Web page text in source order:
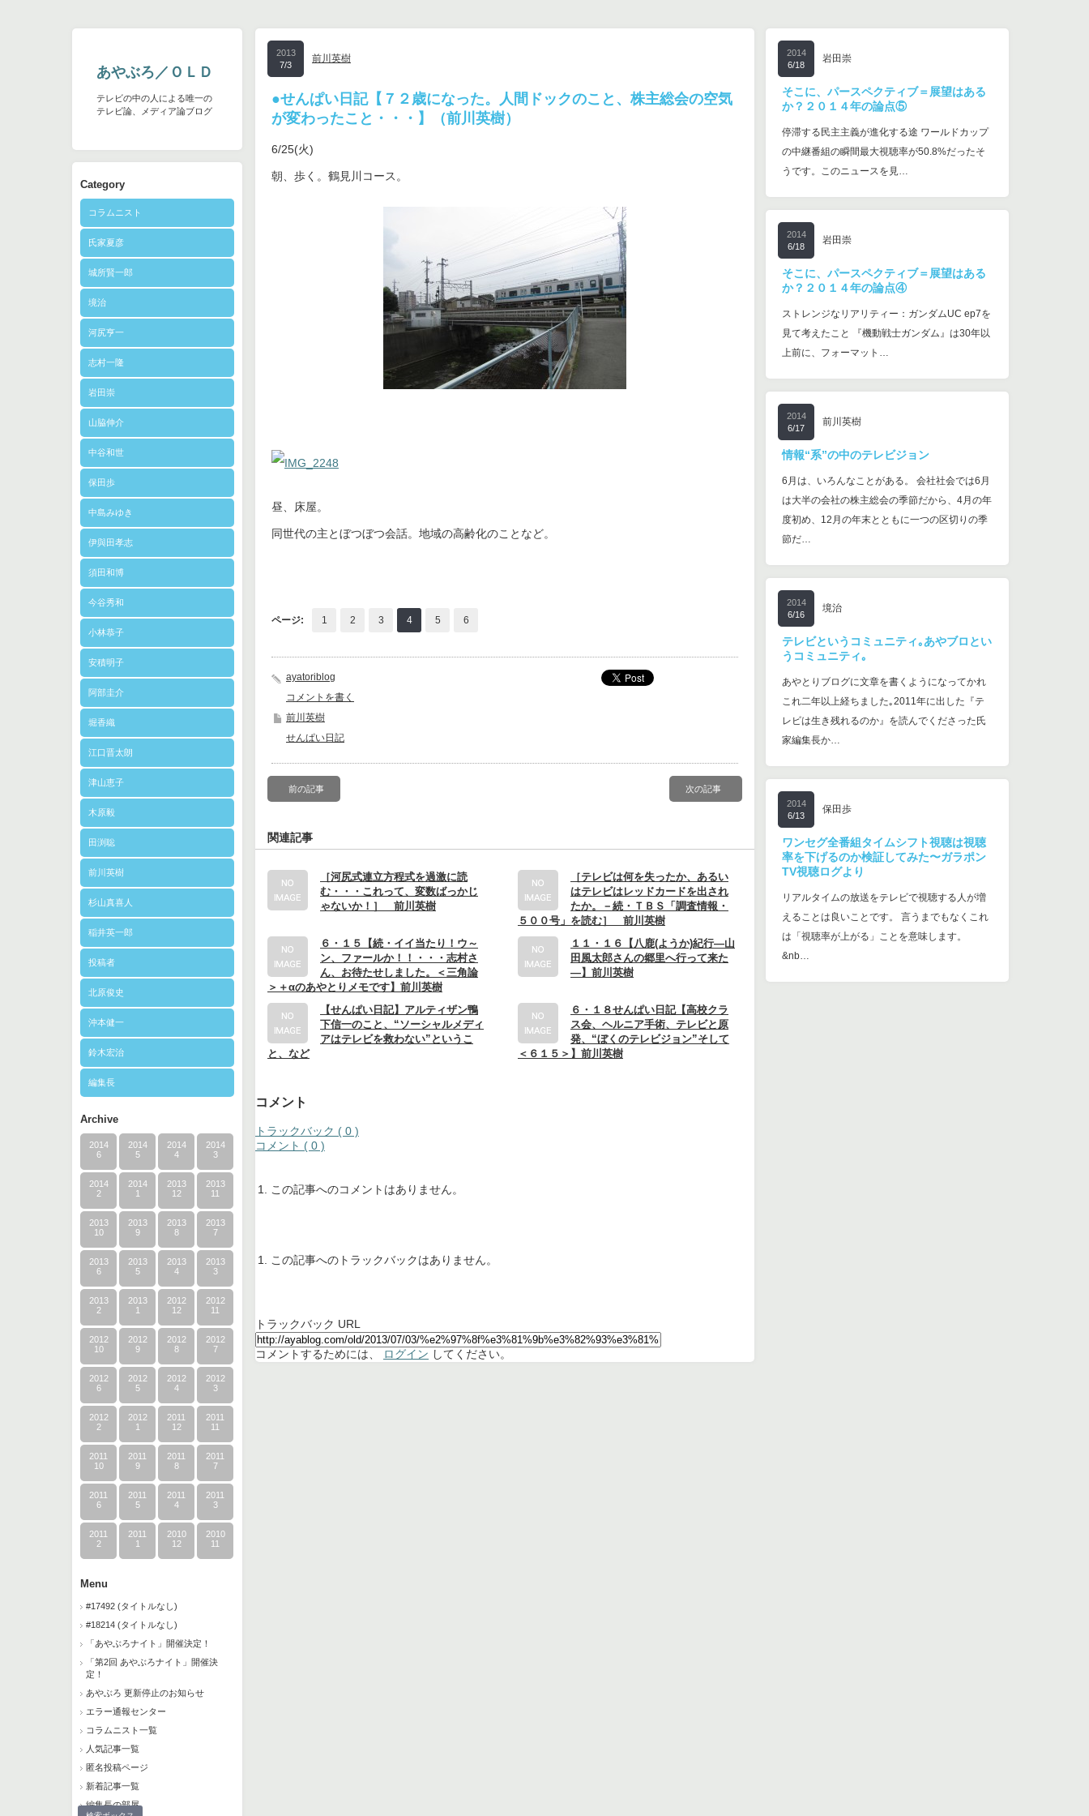
あやぶろ／ＯＬＤ
テレビの中の人による唯一の
テレビ論、メディア論ブログ
Category
コラムニスト
氏家夏彦
城所賢一郎
境治
河尻亨一
志村一隆
岩田崇
山脇伸介
中谷和世
保田歩
中島みゆき
伊與田孝志
須田和博
今谷秀和
小林恭子
安積明子
阿部圭介
堀香織
江口晋太朗
津山恵子
木原毅
田渕聡
前川英樹
杉山真喜人
稲井英一郎
投稿者
北原俊史
沖本健一
鈴木宏治
編集長
Archive
2014
6
2014
5
2014
4
2014
3
2014
2
2014
1
2013
12
2013
11
2013
10
2013
9
2013
8
2013
7
2013
6
2013
5
2013
4
2013
3
2013
2
2013
1
2012
12
2012
11
2012
10
2012
9
2012
8
2012
7
2012
6
2012
5
2012
4
2012
3
2012
2
2012
1
2011
12
2011
11
2011
10
2011
9
2011
8
2011
7
2011
6
2011
5
2011
4
2011
3
2011
2
2011
1
2010
12
2010
11
Menu
#17492 (タイトルなし)
#18214 (タイトルなし)
「あやぶろナイト」開催決定！
「第2回 あやぶろナイト」開催決
定！
あやぶろ 更新停止のお知らせ
エラー通報センター
コラムニスト一覧
人気記事一覧
匿名投稿ページ
新着記事一覧
編集長の部屋
2013
7/3
前川英樹
●せんぱい日記【７２歳になった。人間ドックのこと、株主総会の空気
が変わったこと・・・】（前川英樹）
6/25(火)
朝、歩く。鶴見川コース。
昼、床屋。
同世代の主とぼつぼつ会話。地域の高齢化のことなど。
ページ: 1 2 3 4 5 6
ayatoriblog
コメントを書く
前川英樹
せんぱい日記
前の記事 次の記事
関連記事
［河尻式連立方程式を過激に読
む・・・これって、変数ばっかじ
ゃないか！］ 前川英樹
［テレビは何を失ったか、あるい
はテレビはレッドカードを出され
たか。－続・ＴＢＳ「調査情報・
５００号」を読む］ 前川英樹
６・１５【続・イイ当たり！ウ～
ン、ファールか！！・・・志村さ
ん、お待たせしました。＜三角論
＞＋αのあやとりメモです】前川英樹
１１・１６【八鹿(ようか)紀行―山
田風太郎さんの郷里へ行って来た
―】前川英樹
【せんぱい日記】アルティザン鴨
下信一のこと、“ソーシャルメディ
アはテレビを救わない”というこ
と、など
６・１８せんぱい日記【高校クラ
ス会、ヘルニア手術、テレビと原
発、“ぼくのテレビジョン”そして
＜６１５＞】前川英樹
コメント
トラックバック ( 0 )
コメント ( 0 )
この記事へのコメントはありません。
この記事へのトラックバックはありません。
トラックバック URL
コメントするためには、 ログイン してください。
2014
6/18
岩田崇
そこに、パースペクティブ＝展望はある
か？２０１４年の論点⑤
停滞する民主主義が進化する途 ワールドカップ
の中継番組の瞬間最大視聴率が50.8%だったそ
うです。このニュースを見…
2014
6/18
岩田崇
そこに、パースペクティブ＝展望はある
か？２０１４年の論点④
ストレンジなリアリティー：ガンダムUC ep7を
見て考えたこと 『機動戦士ガンダム』は30年以
上前に、フォーマット…
2014
6/17
前川英樹
情報“系”の中のテレビジョン
6月は、いろんなことがある。 会社社会では6月
は大半の会社の株主総会の季節だから、4月の年
度初め、12月の年末とともに一つの区切りの季
節だ…
2014
6/16
境治
テレビというコミュニティ｡あやブロとい
うコミュニティ｡
あやとりブログに文章を書くようになってかれ
これ二年以上経ちました｡2011年に出した『テ
レビは生き残れるのか』を読んでくださった氏
家編集長か…
2014
6/13
保田歩
ワンセグ全番組タイムシフト視聴は視聴
率を下げるのか検証してみた〜ガラポン
TV視聴ログより
リアルタイムの放送をテレビで視聴する人が増
えることは良いことです。 言うまでもなくこれ
は「視聴率が上がる」ことを意味します。
&nb…